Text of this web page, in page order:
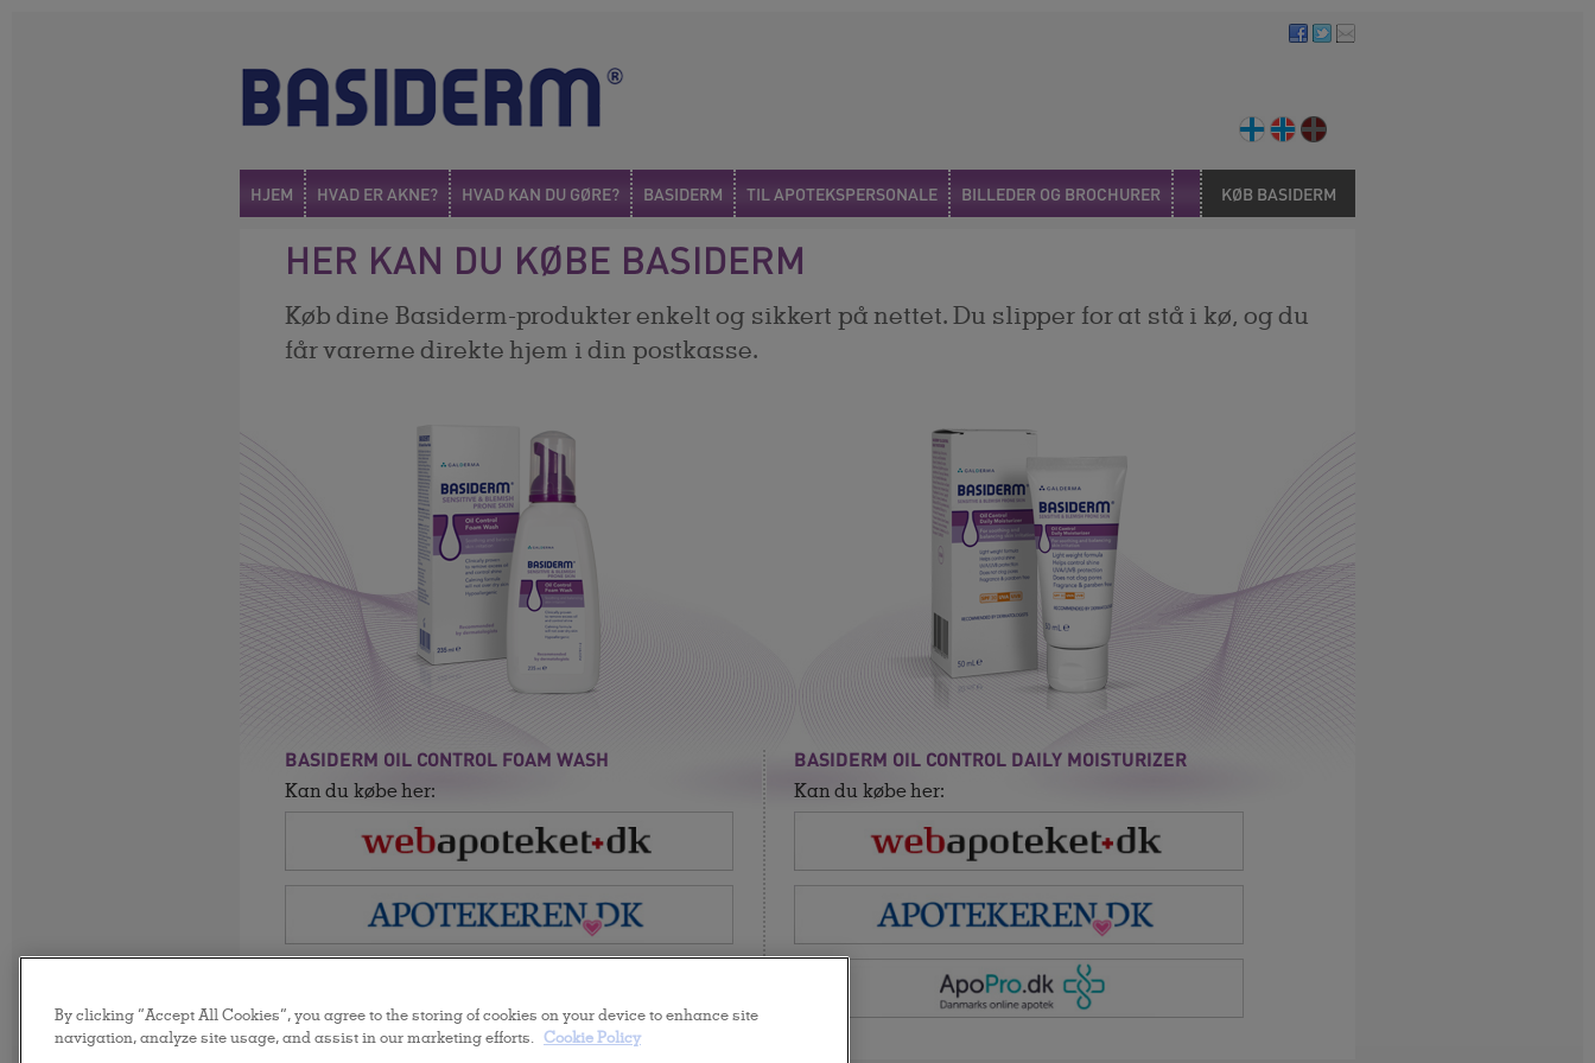
HJEM HVAD ER AKNE? HVAD KAN DU GØRE? BASIDERM TIL APOTEKSPERSONALE BILLEDER OG BROCHURER KØB BASIDERM
HER KAN DU KØBE BASIDERM
Køb dine Basiderm-produkter enkelt og sikkert på nettet. Du slipper for at stå i kø, og du
får varerne direkte hjem i din postkasse.
BASIDERM OIL CONTROL FOAM WASH
Kan du købe her:
BASIDERM OIL CONTROL DAILY MOISTURIZER
Kan du købe her:
By clicking “Accept All Cookies”, you agree to the storing of cookies on your device to enhance site
navigation, analyze site usage, and assist in our marketing efforts. Cookie Policy